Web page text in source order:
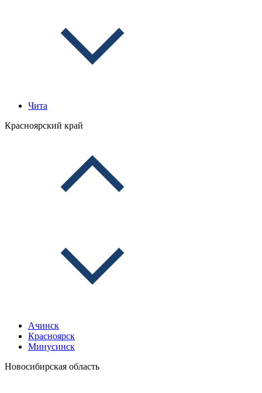
Чита
Красноярский край
Ачинск
Красноярск
Минусинск
Новосибирская область